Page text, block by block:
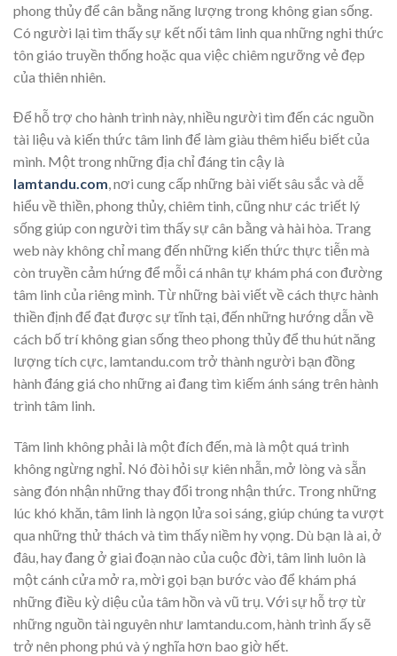
phong thủy để cân bằng năng lượng trong không gian sống.
Có người lại tìm thấy sự kết nối tâm linh qua những nghi thức
tôn giáo truyền thống hoặc qua việc chiêm ngưỡng vẻ đẹp
của thiên nhiên.
Để hỗ trợ cho hành trình này, nhiều người tìm đến các nguồn
tài liệu và kiến thức tâm linh để làm giàu thêm hiểu biết của
mình. Một trong những địa chỉ đáng tin cậy là
lamtandu.com, nơi cung cấp những bài viết sâu sắc và dễ
hiểu về thiền, phong thủy, chiêm tinh, cũng như các triết lý
sống giúp con người tìm thấy sự cân bằng và hài hòa. Trang
web này không chỉ mang đến những kiến thức thực tiễn mà
còn truyền cảm hứng để mỗi cá nhân tự khám phá con đường
tâm linh của riêng mình. Từ những bài viết về cách thực hành
thiền định để đạt được sự tĩnh tại, đến những hướng dẫn về
cách bố trí không gian sống theo phong thủy để thu hút năng
lượng tích cực, lamtandu.com trở thành người bạn đồng
hành đáng giá cho những ai đang tìm kiếm ánh sáng trên hành
trình tâm linh.
Tâm linh không phải là một đích đến, mà là một quá trình
không ngừng nghỉ. Nó đòi hỏi sự kiên nhẫn, mở lòng và sẵn
sàng đón nhận những thay đổi trong nhận thức. Trong những
lúc khó khăn, tâm linh là ngọn lửa soi sáng, giúp chúng ta vượt
qua những thử thách và tìm thấy niềm hy vọng. Dù bạn là ai, ở
đâu, hay đang ở giai đoạn nào của cuộc đời, tâm linh luôn là
một cánh cửa mở ra, mời gọi bạn bước vào để khám phá
những điều kỳ diệu của tâm hồn và vũ trụ. Với sự hỗ trợ từ
những nguồn tài nguyên như lamtandu.com, hành trình ấy sẽ
trở nên phong phú và ý nghĩa hơn bao giờ hết.